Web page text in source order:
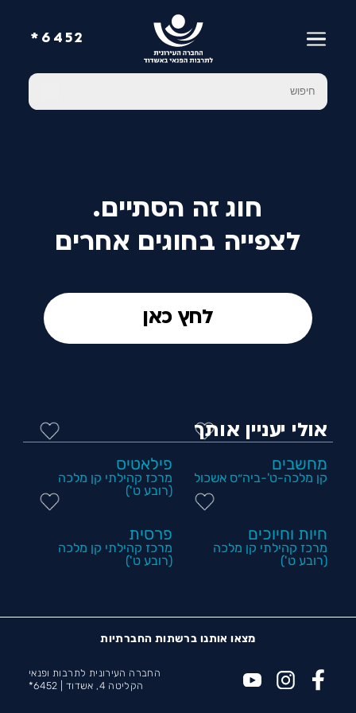
6452*
חוג זה הסתיים.
לצפייה בחוגים אחרים
לחץ כאן
אולי יעניין אותך
מחשבים
קן מלכה-ט'-ביה״ס אשכול
פילאטיס
מרכז קהילתי קן מלכה
(רובע ט')
חיות וחיוכים
מרכז קהילתי קן מלכה
(רובע ט')
פרסית
מרכז קהילתי קן מלכה
(רובע ט')
מצאו אותנו ברשתות החברתיות
החברה העירונית לתרבות ופנאי
הקליטה 4, אשדוד |
6452*